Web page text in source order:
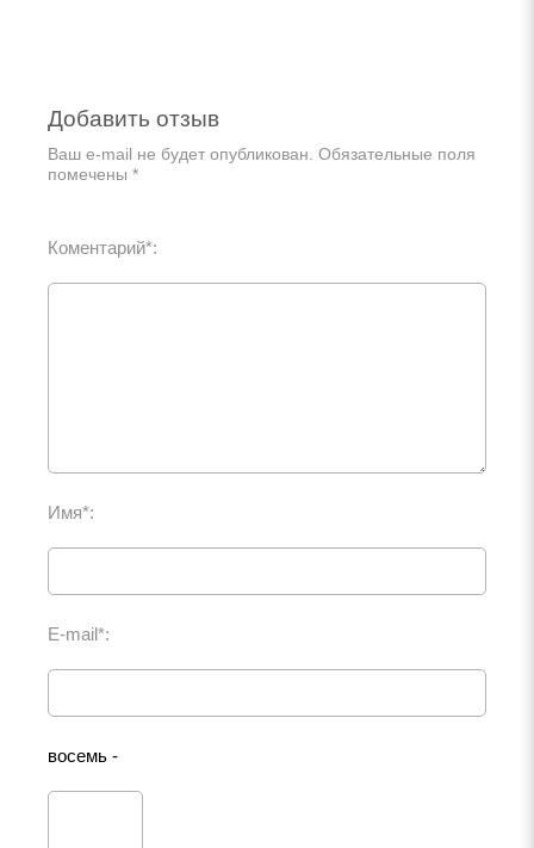
Добавить отзыв
Ваш e-mail не будет опубликован. Обязательные поля
помечены *
Коментарий*:
Имя*:
E-mail*:
восемь -